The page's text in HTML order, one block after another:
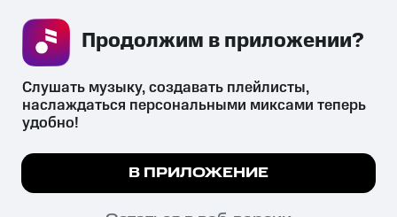
СКАЧАТЬ ПРИЛОЖЕНИЕ
психотропных веществ, их аналогов причиняет вред здоровью,
их незаконный оборот запрещён и влечёт установленную
законодательством ответственность.
© 2026 ООО «КИОН».
Мы используем куки, чтобы на сайте все
Подробнее
Слушать музыку, создавать плейлисты,
наслаждаться персональными миксами теперь
удобно!
В ПРИЛОЖЕНИЕ